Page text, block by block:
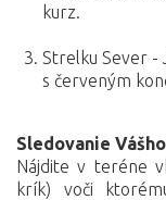
kurz.
Strelku Sever -
s červeným
Sledovanie
Nájdite v teréne
krík) voči